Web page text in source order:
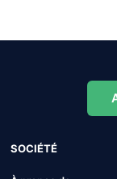
SOCIÉTÉ